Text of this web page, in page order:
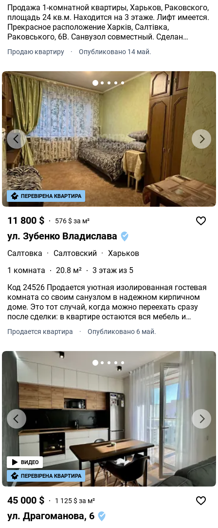
Продажа 1-комнатной квартиры, Харьков, Раковского,
площадь 24 кв.м. Находится на 3 этаже. Лифт имеется.
Прекрасное расположение Харків, Салтівка,
Раковського, 6В. Санвузол совместный. Сделан
дизайнерский ремонт. Централизованное отопление.
Индивидуальные счетчики на газ и электричество.
Продаю квартиру · Опубликовано 14 май.
11 800 $ 576 $ за м²
ул. Зубенко Владислава
Салтовка · Салтовский · Харьков
1 комната
20.8 м²
3 этаж из 5
Код 24526 Продается уютная изолированная гостевая
комната со своим санузлом в надежном кирпичном
доме. Это тот случай, когда можно переехать сразу
после сделки: в квартире остаются вся мебель и
техника, так что вам не придется тратить время на
обустройство.
Продается квартира · Опубликовано 6 май.
ПЕРЕВІРЕНА КВАРТИРА
45 000 $ 1 125 $ за м²
ул. Драгоманова, 6
ВИДЕО
ПЕРЕВІРЕНА КВАРТИРА